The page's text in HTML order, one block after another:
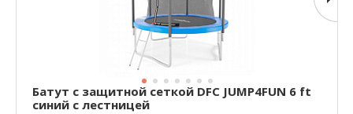
Батут с защитной сеткой DFC JUMP4FUN 6 ft
синий с лестницей